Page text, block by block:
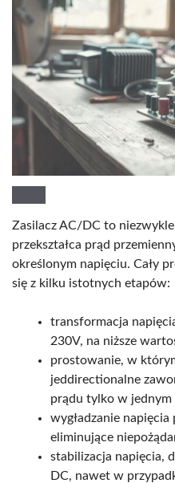
Zasilacz AC/DC to
przekształca prąd
określonym napięciu. Cały
się z kilku istotnych etapów:
transformacja
230V, na niższe
prostowanie, w
jeddirectionalne
prądu tylko w jednym
wygładzanie
eliminujące
stabilizacja napięcia,
DC, nawet w